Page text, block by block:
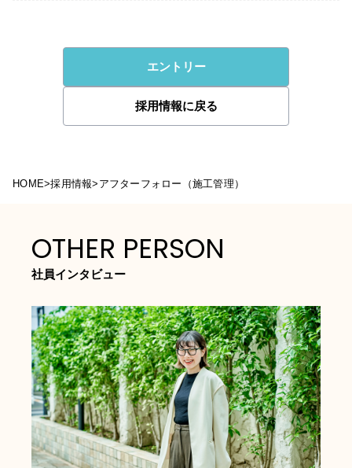
エントリー
採用情報に戻る
HOME>採用情報> アフターフォロー（施工管理）
OTHER PERSON
社員インタビュー